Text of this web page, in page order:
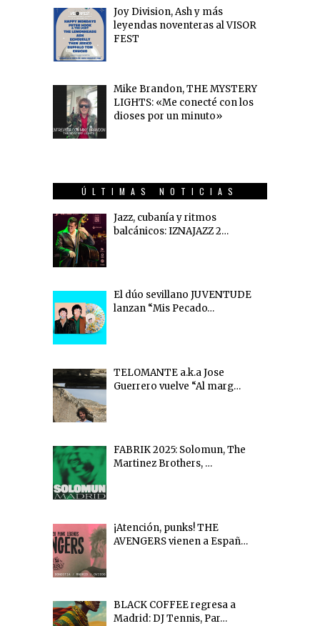
Joy Division, Ash y más
leyendas noventeras al VISOR
FEST
Mike Brandon, THE MYSTERY
LIGHTS: «Me conecté con los
dioses por un minuto»
ÚLTIMAS NOTICIAS
Jazz, cubanía y ritmos
balcánicos: IZNAJAZZ 2…
El dúo sevillano JUVENTUDE
lanzan “Mis Pecado…
TELOMANTE a.k.a Jose
Guerrero vuelve “Al marg…
FABRIK 2025: Solomun, The
Martinez Brothers, …
¡Atención, punks! THE
AVENGERS vienen a Españ…
BLACK COFFEE regresa a
Madrid: DJ Tennis, Par…